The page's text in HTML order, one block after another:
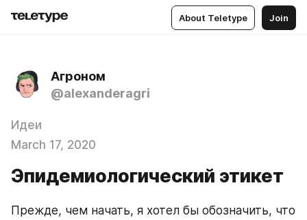
About Teletype Join
Агроном
@alexanderagri
Идеи
March 17, 2020
Эпидемиологический этикет
Прежде, чем начать, я хотел бы обозначить, что